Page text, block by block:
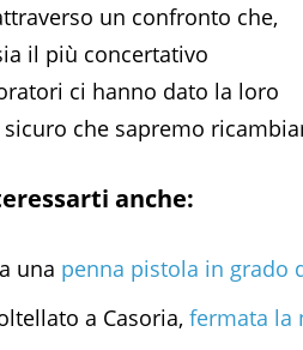
un confronto che,
il più concertativo
ci hanno dato la loro
che sapremo
anche:
una penna pistola in grado
a Casoria, fermata la